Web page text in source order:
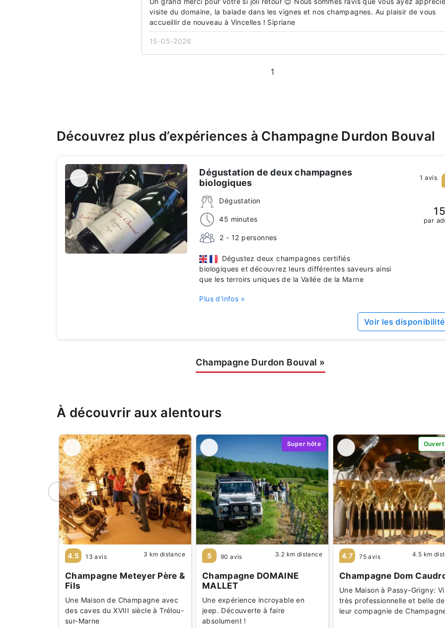
visite du domaine, la balade dans les vignes et nos champagnes. Au plaisir de vous
accueillir de nouveau à Vincelles ! Sipriane
15-05-2026
1
Découvrez plus d’expériences à Champagne Durdon Bouval
Dégustation de deux champagnes
biologiques
Dégustation
45 minutes
2 - 12 personnes
Dégustez deux champagnes certifiés
biologiques et découvrez leurs différentes saveurs ainsi
que les terroirs uniques de la Vallée de la Marne
Plus d'infos »
1 avis
par
Voir les
Champagne Durdon Bouval »
À découvrir aux alentours
4.5 13 avis 3 km distance
Champagne Meteyer Père &
Fils
Une Maison de Champagne avec
des caves du XVIII siècle à Trélou-
sur-Marne
Super hôte
5 90 avis 3.2 km distance
Champagne DOMAINE
MALLET
Une expérience incroyable en
jeep. Découverte à faire
absolument !
4.7 75 avis 4.5 km
Champagne Dom
Une Maison à Passy-Grigny:
très professionnelle et belle de
leur compagnie de